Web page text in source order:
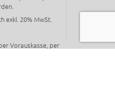
exkl. 20% MwSt.
Vorauskasse, per